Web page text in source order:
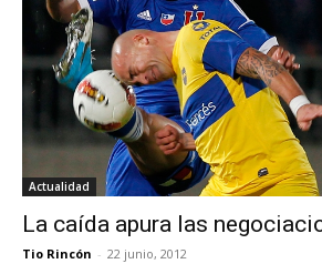
Actualidad
La caída apura las
Tio Rincón - 22 junio, 2012